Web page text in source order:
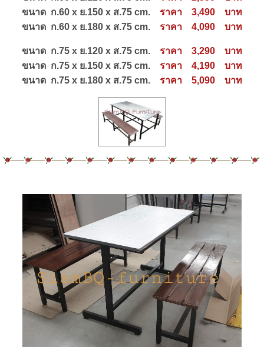
ขนาด ก.60 x ย.150 x ส.75 cm. ราคา 3,490 บาท
ขนาด ก.60 x ย.180 x ส.75 cm. ราคา 4,090 บาท
ขนาด ก.75 x ย.120 x ส.75 cm. ราคา 3,290 บาท
ขนาด ก.75 x ย.150 x ส.75 cm. ราคา 4,190 บาท
ขนาด ก.75 x ย.180 x ส.75 cm.
ราคา 5,090 บาท